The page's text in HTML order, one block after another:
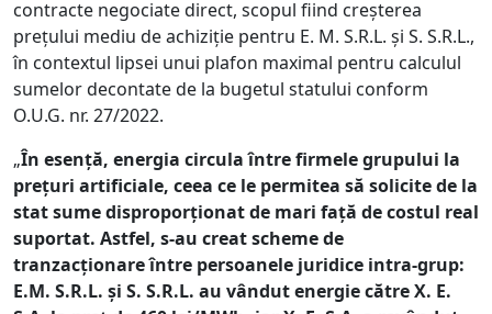
contracte negociate direct, scopul fiind creșterea
prețului mediu de achiziție pentru E. M. S.R.L. și S. S.R.L.,
în contextul lipsei unui plafon maximal pentru calculul
sumelor decontate de la bugetul statului conform
O.U.G. nr. 27/2022.
„În esență, energia circula între firmele grupului la
prețuri artificiale, ceea ce le permitea să solicite de la
stat sume disproporționat de mari față de costul real
suportat. Astfel, s-au creat scheme de
tranzacționare între persoanele juridice intra-grup:
E.M. S.R.L. și S. S.R.L. au vândut energie către X. E.